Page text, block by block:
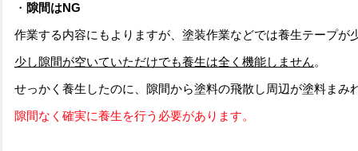
・ 隙間はNG
作業する内容にもよりますが、塗装作業などでは養生テープが
少し隙間が空いていただけでも養生は全く機能しません。
せっかく養生したのに、隙間から塗料の飛散し周辺が塗料ま
隙間なく確実に養生を行う必要があります。